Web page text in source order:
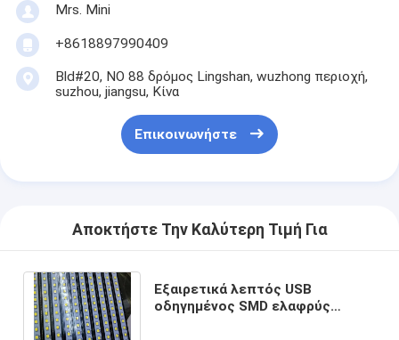
Mrs. Mini
+8618897990409
Bld#20, ΝΟ 88 δρόμος Lingshan, wuzhong περιοχή,
suzhou, jiangsu, Κίνα
Επικοινωνήστε
Αποκτήστε Την Καλύτερη Τιμή Για
Εξαιρετικά λεπτός USB
οδηγημένος SMD ελαφρύς